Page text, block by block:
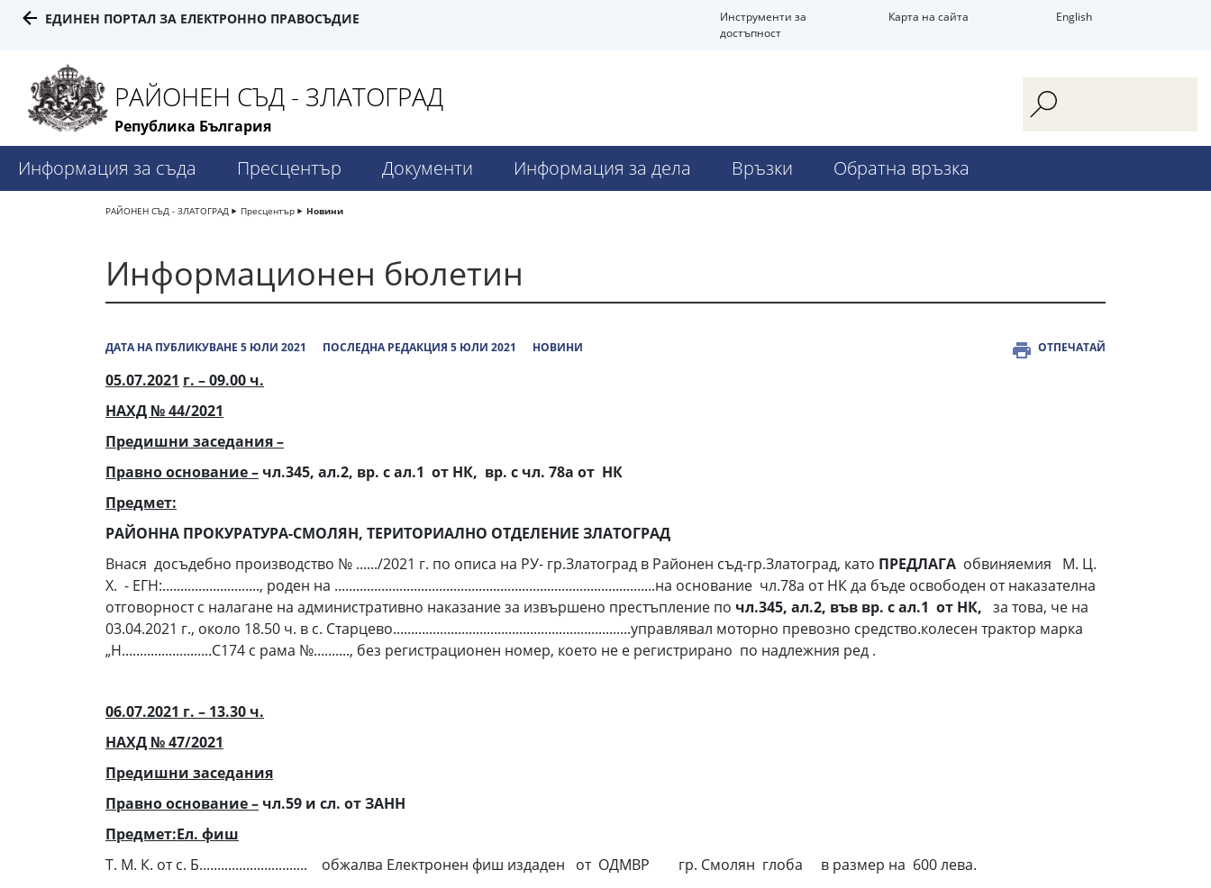
ЕДИНЕН ПОРТАЛ ЗА ЕЛЕКТРОННО ПРАВОСЪДИЕ
Инструменти за
достъпност
Карта на сайта English
РАЙОНЕН СЪД - ЗЛАТОГРАД
Република България
Информация за съда Пресцентър Документи Информация за дела Връзки Обратна връзка
РАЙОНЕН СЪД - ЗЛАТОГРАД Пресцентър Новини
Информационен бюлетин
ДАТА НА ПУБЛИКУВАНЕ 5 ЮЛИ 2021 ПОСЛЕДНА РЕДАКЦИЯ 5 ЮЛИ 2021 НОВИНИ ОТПЕЧАТАЙ
05.07.2021 г. –09.00 ч.
НАХД № 44/2021
Предишни заседания –
Правно основание – чл.345, ал.2, вр. с ал.1 от НК, вр. с чл. 78а от НК
Предмет:
РАЙОННА ПРОКУРАТУРА-СМОЛЯН, ТЕРИТОРИАЛНО ОТДЕЛЕНИЕ ЗЛАТОГРАД
Внася досъдебно производство № ....../2021 г. по описа на РУ- гр.Златоград в Районен съд-гр.Златоград, като ПРЕДЛАГА обвиняемия М. Ц.
Х. - ЕГН:..........................., роден на .........................................................................................на основание чл.78а от НК да бъде освободен от наказателна
отговорност с налагане на административно наказание за извършено престъпление по чл.345, ал.2, във вр. с ал.1 от НК, за това, че на
03.04.2021 г., около 18.50 ч. в с. Старцево..................................................................управлявал моторно превозно средство.колесен трактор марка
„Н.........................С174 с рама №.........., без регистрационен номер, което не е регистрирано по надлежния ред .
06.07.2021 г. – 13.30 ч.
НАХД № 47/2021
Предишни заседания
Правно основание – чл.59 и сл. от ЗАНН
Предмет:Ел. фиш
Т. М. К. от с. Б.............................. обжалва Електронен фиш издаден от ОДМВР гр. Смолян глоба в размер на 600 лева.